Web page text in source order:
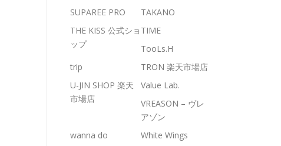
SUPAREE PRO
TAKANO
THE KISS 公式ショ
ップ
TIME
TooLs.H
trip
TRON 楽天市場店
U-JIN SHOP 楽天
市場店
Value Lab.
VREASON – ヴレ
アゾン
wanna do
White Wings